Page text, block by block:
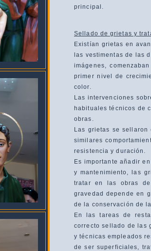
principal.
Sellado de grietas y
Existían grietas en
las vestimentas de las
imágenes,
primer nivel de
color.
Las intervenciones
habituales técnicos de
obras.
Las grietas se
similares
resistencia y duración.
Es importante añadir
y mantenimiento, las
tratar en las obras
gravedad depende en
de la conservación de
En las tareas de
correcto sellado de las
y técnicas empleados
de ser superficiales,